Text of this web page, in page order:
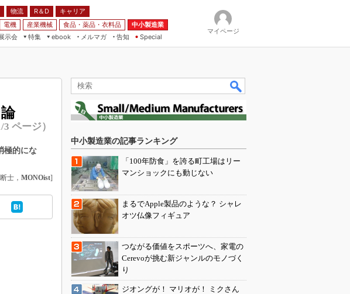
物流 R＆D
キャリア
電機 産業機械 食品・薬品・衣料品
中小製造業
示会
特集
ebook
メルマガ
告知 Special
マイページ
3 ページ）
極的にな
士， MONOist]
中小製造業の記事ランキング
「100年防食」を誇る町工場はリー
マンショックにも動じない
まるでApple製品のような？ シャレ
オツ仏像フィギュア
つながる価値をスポーツへ、家電の
Cerevoが挑む新ジャンルのモノづく
り
ジオングが！ マリオが！ ミクさん